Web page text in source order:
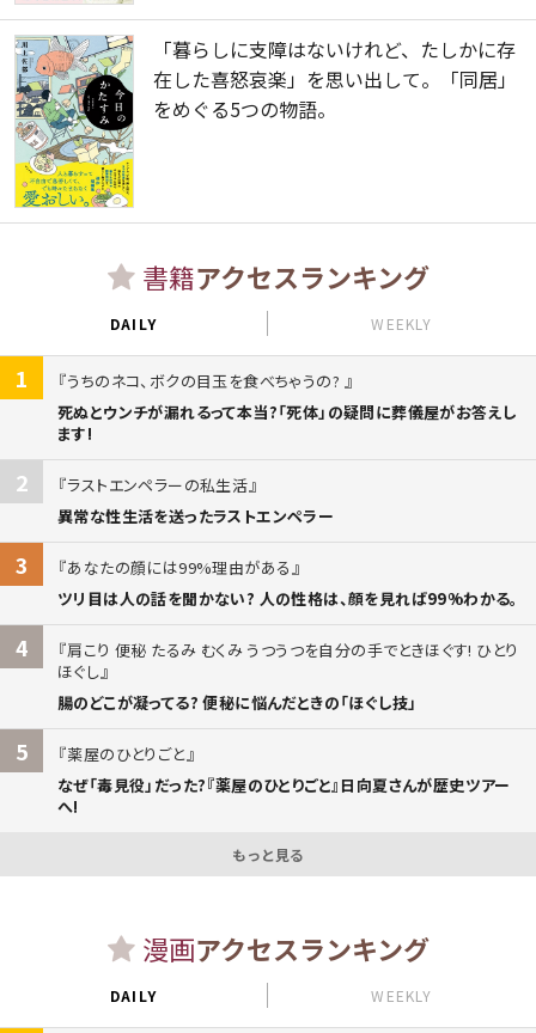
「暮らしに支障はないけれど、たしかに存
在した喜怒哀楽」を思い出して。「同居」
をめぐる5つの物語。
書籍アクセスランキング
DAILY WEEKLY
1
うちのネコ、ボクの目玉を食べちゃうの?
死ぬとウンチが漏れるって本当?「死体」の疑問に葬儀屋がお答えし
ます!
2
ラストエンペラーの私生活
異常な性生活を送ったラストエンペラー
3
あなたの顔には99%理由がある
ツリ目は人の話を聞かない? 人の性格は、顔を見れば99%わかる。
4
肩こり 便秘 たるみ むくみ うつうつを自分の手でときほぐす! ひとり
ほぐし
腸のどこが凝ってる? 便秘に悩んだときの「ほぐし技」
5
薬屋のひとりごと
なぜ「毒見役」だった?『薬屋のひとりごと』日向夏さんが歴史ツアー
へ!
もっと見る
漫画アクセスランキング
DAILY WEEKLY